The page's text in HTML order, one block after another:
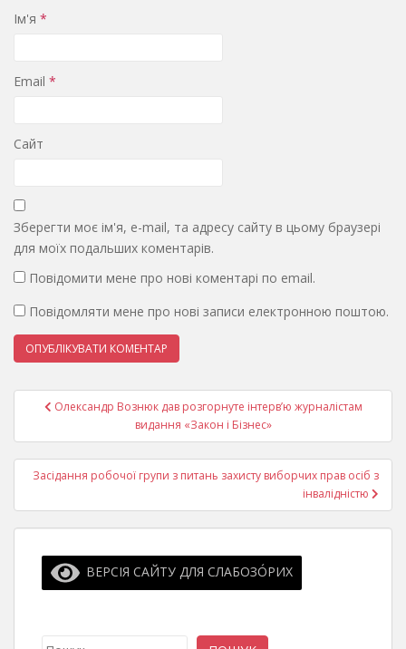
Ім'я *
Email *
Сайт
Зберегти моє ім'я, e-mail, та адресу сайту в цьому браузері
для моїх подальших коментарів.
Повідомити мене про нові коментарі по email.
Повідомляти мене про нові записи електронною поштою.
Навігація
Олександр Вознюк дав розгорнуте інтерв’ю журналістам
видання «Закон і Бізнес»
Засідання робочої групи з питань захисту виборчих прав осіб з
інвалідністю
ВЕРСІЯ САЙТУ ДЛЯ СЛАБОЗО́РИХ
Пошук